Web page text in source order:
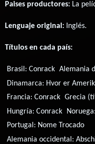
Paises productores: La
Lenguaje original: Inglés.
Títulos en cada país:
Brasil:Conrack Alemania
Dinamarca: Hvor er
Francia:Conrack Grecia
Hungría:Conrack Noruega:
Portugal: Nome Trocado
Alemania occidental: